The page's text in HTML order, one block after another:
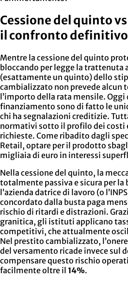
Cessione del quinto
il confronto definitivo
Mentre la cessione del quinto
bloccando per legge la trattenuta
(esattamente un quinto) dello
cambializzato non prevede alcun
l’importo della rata mensile. Oggi
finanziamento sono di fatto le
chi ha segnalazioni creditizie.
normativi sotto il profilo dei costi
richieste. Come ribadito dagli
Retail, optare per il prodotto
migliaia di euro in interessi
Nella cessione del quinto, la
totalmente passiva e sicura per
l’azienda datrice di lavoro (o
concordato dalla busta paga
rischio di ritardi e distrazioni.
granitica, gli istituti applicano
competitivi, che attualmente
Nel prestito cambializzato,
del versamento ricade invece sul
compensare questo rischio
facilmente oltre il 14%.